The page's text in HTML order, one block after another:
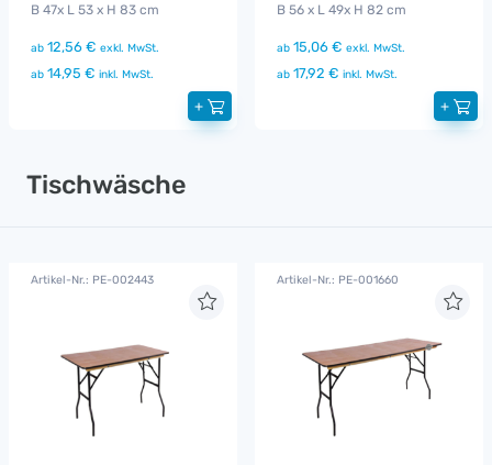
B 47x L 53 x H 83 cm
ab 12,56 € exkl. MwSt.
ab 14,95 € inkl. MwSt.
+
B 56 x L 49x H 82 cm
ab 15,06 € exkl. MwSt.
ab 17,92 € inkl. MwSt.
+
Tischwäsche
Artikel-Nr.: PE-002443 Artikel-Nr.: PE-001660